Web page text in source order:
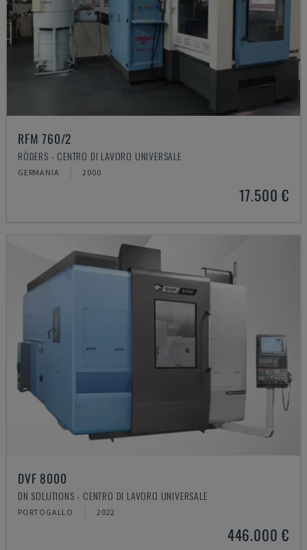
RFM 760/2
RÖDERS - CENTRO DI LAVORO UNIVERSALE
GERMANIA 2000
17.500 €
DVF 8000
DN SOLUTIONS - CENTRO DI LAVORO UNIVERSALE
PORTOGALLO 2022
446.000 €